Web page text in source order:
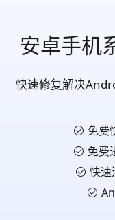
安卓手机
快速修复解决
免费
免费
快速